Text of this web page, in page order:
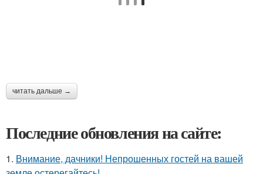
читать дальше →
Последние обновления на сайте:
1. Внимание, дачники! Непрошенных гостей на вашей